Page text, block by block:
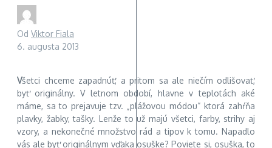
Od Viktor Fiala
6. augusta 2013
Všetci chceme zapadnúť, a pritom sa ale niečím odlišovať,
byť originálny. V letnom období, hlavne v teplotách aké
máme, sa to prejavuje tzv. „plážovou módou“ ktorá zahŕňa
plavky, žabky, tašky. Lenže to už majú všetci, farby, strihy aj
vzory, a nekonečné množstvo rád a tipov k tomu. Napadlo
vás ale byť originálnym vďaka osuške? Poviete si, osuška, to